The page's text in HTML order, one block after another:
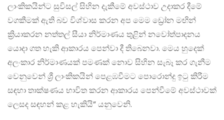
ලාංකිකයින්ට සුවිසල් සිහින දැකීමේ අවස්ථාව උදාකර දීමේ
වගකීමක් ඇති බව විශ්වාස කරන අප මෙම ඩ්‍රෝන මඟින්
ක්‍රියාකරන නත්තල් සීයා නිර්මාණය තුළින් නවෝත්පාදනය
යොදා ගත හැකි ආකාරය පෙන්වා දී තිබෙනවා. මෙය හුදෙක්
අලංකාර නිර්මාණයක් පමණක් නොව සිහින සැබෑ කර ගැනීම
වෙනුවෙන් ශ්‍රී ලාංකිකයින් පෙළඹවීමට පොරොන්දු ඉටු කිරීම
සඳහා තාක්ෂණය භාවිත කරන ආකාරය පෙන්වීමේ අවස්ථාවක්
ලෙසද සඳහන් කළ හැකියි” යනුවෙනි.